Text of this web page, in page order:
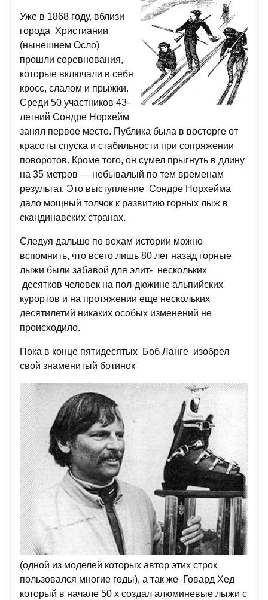
Уже в 1868 году, вблизи
города Христиании
(нынешнем Осло)
прошли соревнования,
которые включали в себя
кросс, слалом и прыжки.
Среди 50 участников 43-
летний Сондре Норхейм
занял первое место. Публика была в восторге от
красоты спуска и стабильности при сопряжении
поворотов. Кроме того, он сумел прыгнуть в длину
на 35 метров — небывалый по тем временам
результат. Это выступление Сондре Норхейма
дало мощный толчок к развитию горных лыж в
скандинавских странах.
Следуя дальше по вехам истории можно
вспомнить, что всего лишь 80 лет назад горные
лыжи были забавой для элит- нескольких
десятков человек на пол-дюжине альпийских
курортов и на протяжении еще нескольких
десятилетий никаких особых изменений не
происходило.
Пока в конце пятидесятых Боб Ланге изобрел
свой знаменитый ботинок
(одной из моделей которых автор этих строк
пользовался многие годы), а так же Говард Хед
который в начале 50 х создал алюминевые лыжи с